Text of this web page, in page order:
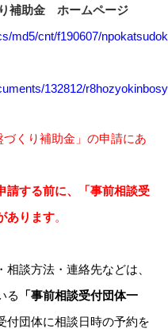
補助金 ホームページ
md5/cnt/f190607/
132812/
くり補助金」の申請にあ
する前に、
「事前相談受
あります。
談方法・連絡先などは、
る
「事前相談受付団体一
付団体に相談日時の予約を